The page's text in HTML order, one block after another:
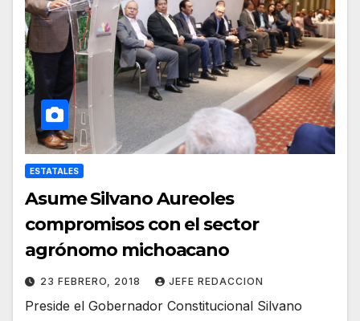
ESTATALES
Asume Silvano Aureoles
compromisos con el sector
agrónomo michoacano
23 FEBRERO, 2018 JEFE REDACCION
Preside el Gobernador Constitucional Silvano